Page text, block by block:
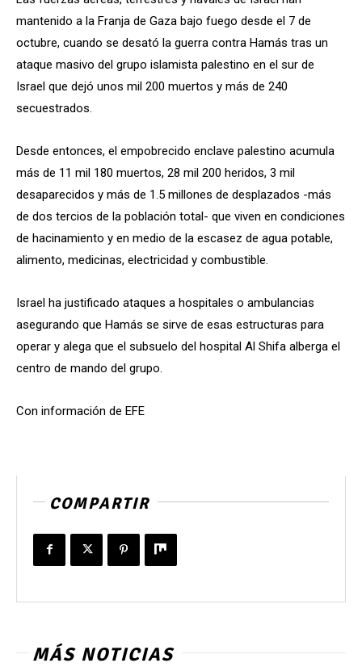
mantenido a la Franja de Gaza bajo fuego desde el 7 de
octubre, cuando se desató la guerra contra Hamás tras un
ataque masivo del grupo islamista palestino en el sur de
Israel que dejó unos mil 200 muertos y más de 240
secuestrados.
Desde entonces, el empobrecido enclave palestino acumula
más de 11 mil 180 muertos, 28 mil 200 heridos, 3 mil
desaparecidos y más de 1.5 millones de desplazados -más
de dos tercios de la población total- que viven en condiciones
de hacinamiento y en medio de la escasez de agua potable,
alimento, medicinas, electricidad y combustible.
Israel ha justificado ataques a hospitales o ambulancias
asegurando que Hamás se sirve de esas estructuras para
operar y alega que el subsuelo del hospital Al Shifa alberga el
centro de mando del grupo.
Con información de EFE
COMPARTIR
MÁS NOTICIAS